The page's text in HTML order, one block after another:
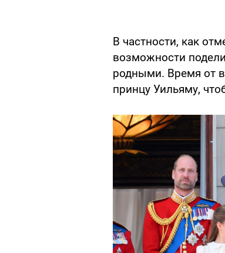
В частности, как
возможности
родными. Время от
принцу Уильяму,